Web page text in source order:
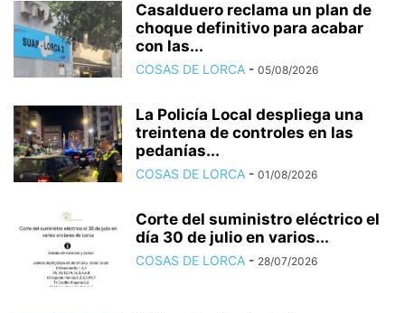
Casalduero reclama un plan de
choque definitivo para acabar
con las...
COSAS DE LORCA - 05/08/2026
La Policía Local despliega una
treintena de controles en las
pedanías...
COSAS DE LORCA - 01/08/2026
Corte del suministro eléctrico el
día 30 de julio en varios...
COSAS DE LORCA - 28/07/2026